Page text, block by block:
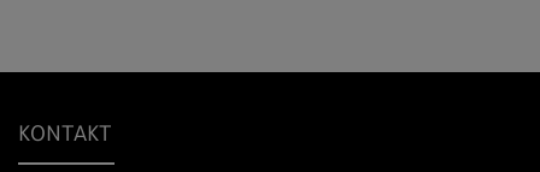
KONTAKT